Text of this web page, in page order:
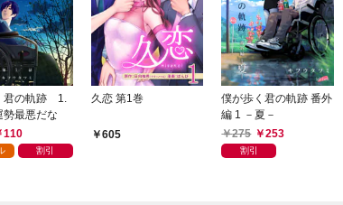
君の軌跡 1.
勢最悪だな
110
割引
久恋 第1巻
605
僕が歩く君の軌跡 番外
編 1 －夏－
275
253
割引